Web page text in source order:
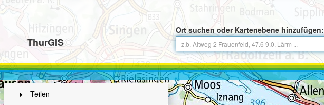
ThurGIS
Ort suchen oder Kartenebene hinzufügen:
Teilen